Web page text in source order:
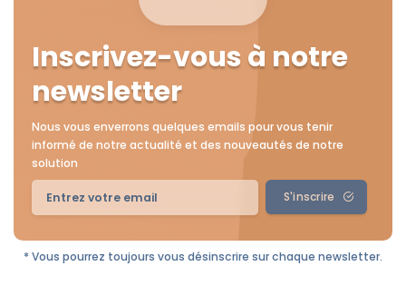
Inscrivez-vous à notre
newsletter
Nous vous enverrons quelques emails pour vous tenir
informé de notre actualité et des nouveautés de notre
solution
S'inscrire
* Vous pourrez toujours vous désinscrire sur chaque newsletter.